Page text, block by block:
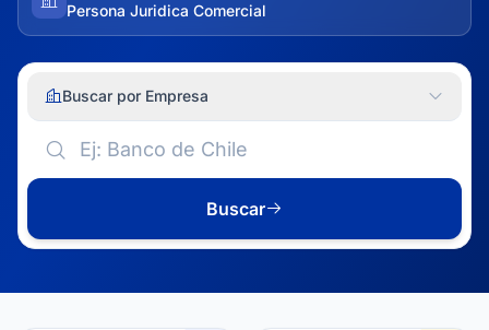
Persona Juridica Comercial
Buscar por Empresa
Buscar